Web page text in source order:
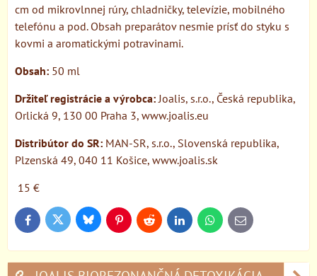
cm od mikrovlnnej rúry, chladničky, televízie, mobilného
telefónu a pod. Obsah preparátov nesmie prísť do styku s
kovmi a aromatickými potravinami.
Obsah: 50 ml
Držiteľ registrácie a výrobca: Joalis, s.r.o., Česká republika,
Orlická 9, 130 00 Praha 3, www.joalis.eu
Distribútor do SR: MAN-SR, s.r.o., Slovenská republika,
Plzenská 49, 040 11 Košice, www.joalis.sk
15 €
FacebookTwitter BlueskyPinterestReddit LinkedInWhatsApp
E-
mail